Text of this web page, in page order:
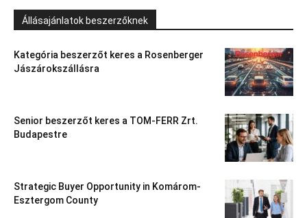
Állásajánlatok beszerzőknek
Kategória beszerzőt keres a Rosenberger
Jászárokszállásra
Senior beszerzőt keres a TOM-FERR Zrt.
Budapestre
Strategic Buyer Opportunity in Komárom-
Esztergom County